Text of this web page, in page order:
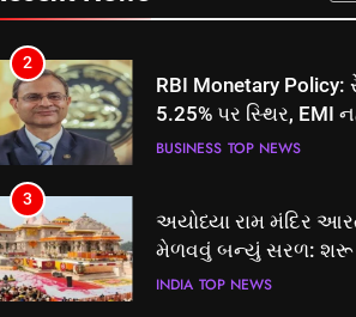
માટે બનાવાયા ઉમેદવાર
2
RBI Monetary Policy:
5.25% પર સ્થિર, EMI
BUSINESS TOP NEWS
3
અયોધ્યા રામ મંદિર
મેળવવું બન્યું સરળ:
તત્કાલ સુવિધા, જાણો
INDIA TOP NEWS